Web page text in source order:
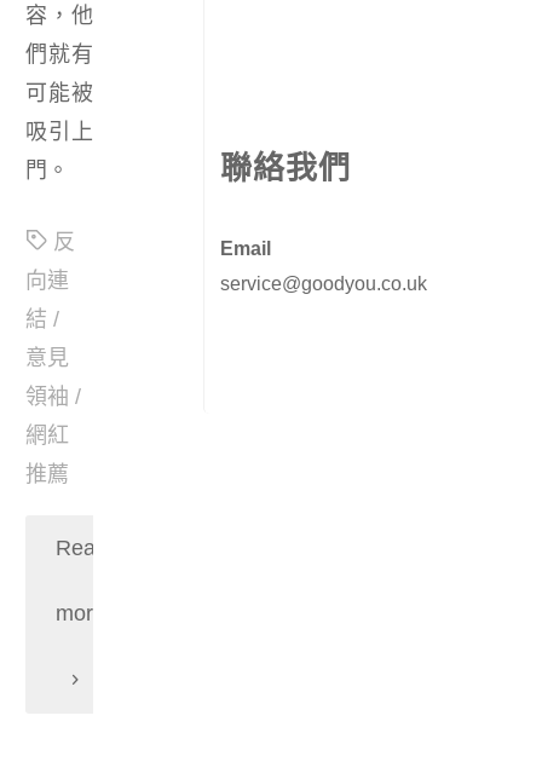
容，他
們就有
可能被
吸引上
門。
反
向連
結 /
意見
領袖 /
網紅
推薦
Read
more
聯絡我們
Email
service@goodyou.co.uk